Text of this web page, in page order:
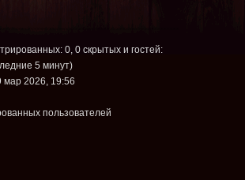
0, 0 скрытых и гостей:
5 минут)
2026, 19:56
пользователей